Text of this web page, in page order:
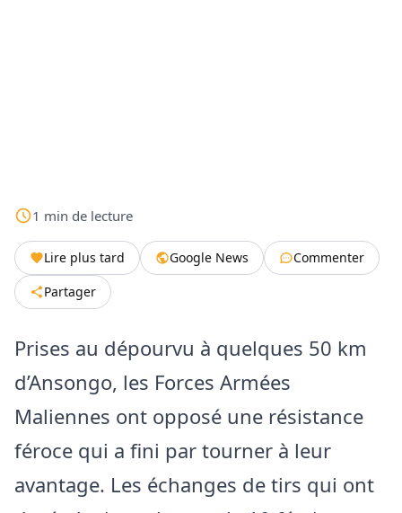
1 min de lecture
Lire plus tard Google News
Commenter
Partager
Prises au dépourvu à quelques 50 km
d’Ansongo, les Forces Armées
Maliennes ont opposé une résistance
féroce qui a fini par tourner à leur
avantage. Les échanges de tirs qui ont